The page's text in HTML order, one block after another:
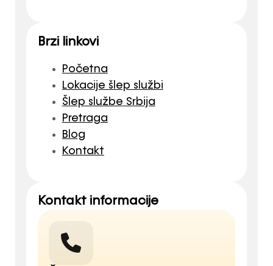
Brzi linkovi
Početna
Lokacije šlep službi
Šlep službe Srbija
Pretraga
Blog
Kontakt
Kontakt informacije